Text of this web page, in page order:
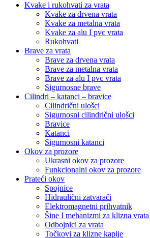
Kvake i rukohvati za vrata
Kvake za drvena vrata
Kvake za metalna vrata
Kvake za alu I pvc vrata
Rukohvati
Brave za vrata
Brave za drvena vrata
Brave za metalna vrata
Brave za alu I pvc vrata
Sigurnosne brave
Cilindri – katanci – bravice
Cilindrični ulošci
Sigurnosni cilindrični ulošci
Bravice
Katanci
Sigurnosni katanci
Okov za prozore
Ukrasni okov za prozore
Funkcionalni okov za prozore
Prateći okov
Spojnice
Hidraulični zatvarači
Elektromagnetni prihvatnik
Šine I mehanizmi za klizna vrata
Odbojnici za vrata
Točkovi za klizne kapije